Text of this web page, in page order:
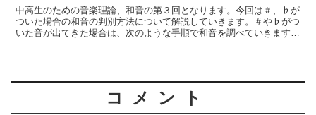
中高生のための音楽理論、和音の第３回となります。今回は＃、♭が
ついた場合の和音の判別方法について解説していきます。＃や♭がつ
いた音が出てきた場合は、次のような手順で和音を調べていきます。
コメント